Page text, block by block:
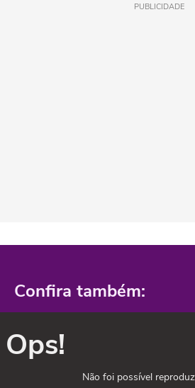
PUBLICIDADE
Confira também:
Ops!
Não foi possível